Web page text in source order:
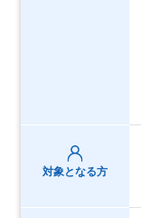
対象となる方